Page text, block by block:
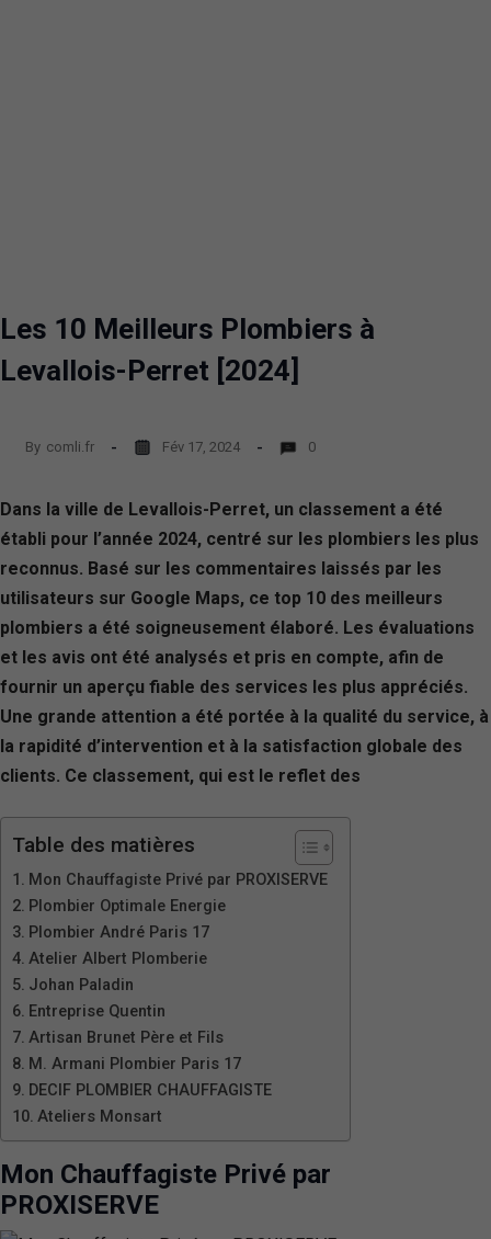
Les 10 Meilleurs Plombiers à
Levallois-Perret [2024]
By comli.fr Fév 17, 2024 0
Dans la ville de Levallois-Perret, un classement a été
établi pour l’année 2024, centré sur les plombiers les plus
reconnus. Basé sur les commentaires laissés par les
utilisateurs sur Google Maps, ce top 10 des meilleurs
plombiers a été soigneusement élaboré. Les évaluations
et les avis ont été analysés et pris en compte, afin de
fournir un aperçu fiable des services les plus appréciés.
Une grande attention a été portée à la qualité du service, à
la rapidité d’intervention et à la satisfaction globale des
clients. Ce classement, qui est le reflet des
Table des matières
Mon Chauffagiste Privé par PROXISERVE
Plombier Optimale Energie
Plombier André Paris 17
Atelier Albert Plomberie
Johan Paladin
Entreprise Quentin
Artisan Brunet Père et Fils
M. Armani Plombier Paris 17
DECIF PLOMBIER CHAUFFAGISTE
Ateliers Monsart
Mon Chauffagiste Privé par
PROXISERVE